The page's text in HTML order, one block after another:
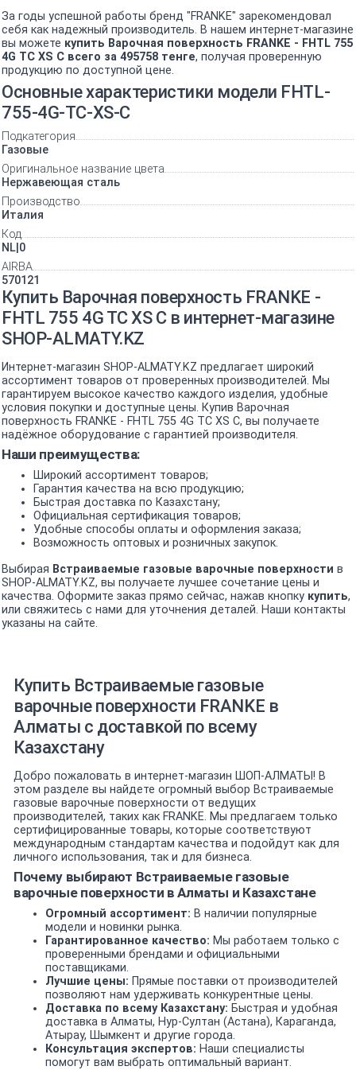
За годы успешной работы бренд "FRANKE" зарекомендовал
себя как надежный производитель. В нашем интернет-магазине
вы можете купить Варочная поверхность FRANKE - FHTL 755
4G TC XS C всего за 495758 тенге, получая проверенную
продукцию по доступной цене.
Основные характеристики модели FHTL-
755-4G-TC-XS-C
Подкатегория
Газовые
Оригинальное название цвета
Нержавеющая сталь
Производство
Италия
Код
NL|0
AIRBA
570121
Купить Варочная поверхность FRANKE -
FHTL 755 4G TC XS C в интернет-магазине
SHOP-ALMATY.KZ
Интернет-магазин SHOP-ALMATY.KZ предлагает широкий
ассортимент товаров от проверенных производителей. Мы
гарантируем высокое качество каждого изделия, удобные
условия покупки и доступные цены. Купив Варочная
поверхность FRANKE - FHTL 755 4G TC XS C, вы получаете
надёжное оборудование с гарантией производителя.
Наши преимущества:
Широкий ассортимент товаров;
Гарантия качества на всю продукцию;
Быстрая доставка по Казахстану;
Официальная сертификация товаров;
Удобные способы оплаты и оформления заказа;
Возможность оптовых и розничных закупок.
Выбирая Встраиваемые газовые варочные поверхности в
SHOP-ALMATY.KZ, вы получаете лучшее сочетание цены и
качества. Оформите заказ прямо сейчас, нажав кнопку купить,
или свяжитесь с нами для уточнения деталей. Наши контакты
указаны на сайте.
Купить Встраиваемые газовые
варочные поверхности FRANKE в
Алматы с доставкой по всему
Казахстану
Добро пожаловать в интернет-магазин ШОП-АЛМАТЫ! В
этом разделе вы найдете огромный выбор Встраиваемые
газовые варочные поверхности от ведущих
производителей, таких как FRANKE. Мы предлагаем только
сертифицированные товары, которые соответствуют
международным стандартам качества и подойдут как для
личного использования, так и для бизнеса.
Почему выбирают Встраиваемые газовые
варочные поверхности в Алматы и Казахстане
Огромный ассортимент: В наличии популярные
модели и новинки рынка.
Гарантированное качество: Мы работаем только с
проверенными брендами и официальными
поставщиками.
Лучшие цены: Прямые поставки от производителей
позволяют нам удерживать конкурентные цены.
Доставка по всему Казахстану: Быстрая и удобная
доставка в Алматы, Нур-Султан (Астана), Караганда,
Атырау, Шымкент и другие города.
Консультация экспертов: Наши специалисты
помогут вам выбрать оптимальный вариант.